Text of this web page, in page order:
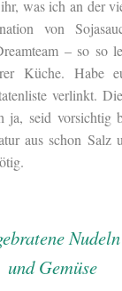
was ich an der
von
– so so
Küche. Habe
verlinkt.
ja, seid vorsichtig
aus schon Salz